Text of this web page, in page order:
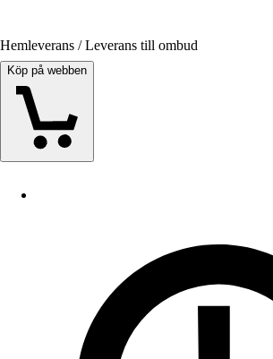
Hemleverans / Leverans till ombud
Köp på webben